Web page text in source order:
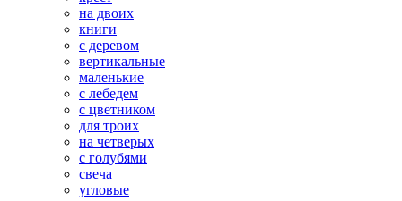
на двоих
книги
с деревом
вертикальные
маленькие
с лебедем
с цветником
для троих
на четверых
с голубями
свеча
угловые